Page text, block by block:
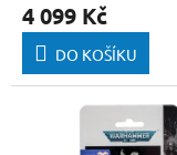
4 099 Kč
DO KOŠÍKU